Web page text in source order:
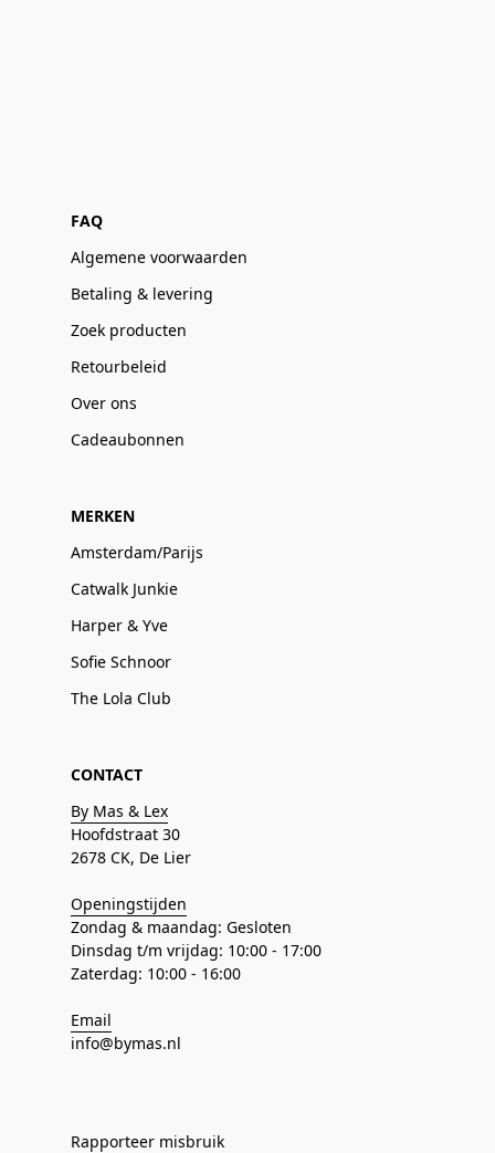
FAQ
Algemene voorwaarden
Betaling & levering
Zoek producten
Retourbeleid
Over ons
Cadeaubonnen
MERKEN
Amsterdam/Parijs
Catwalk Junkie
Harper & Yve
Sofie Schnoor
The Lola Club
CONTACT
By Mas & Lex
Hoofdstraat 30
2678 CK, De Lier
Openingstijden
Zondag & maandag: Gesloten
Dinsdag t/m vrijdag: 10:00 - 17:00
Zaterdag: 10:00 - 16:00
Email
info@bymas.nl
Rapporteer misbruik